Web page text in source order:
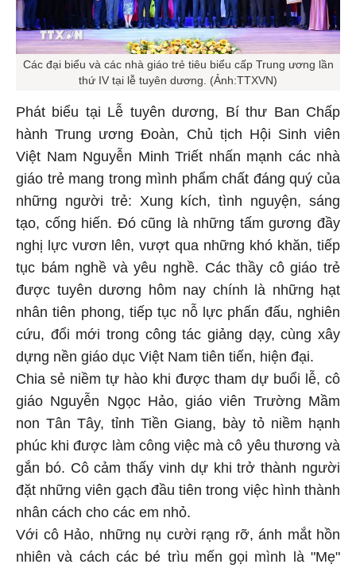
Các đại biểu và các nhà giáo trẻ tiêu biểu cấp Trung ương lần
thứ IV tại lễ tuyên dương. (Ảnh:TTXVN)
Phát biểu tại Lễ tuyên dương, Bí thư Ban Chấp
hành Trung ương Đoàn, Chủ tịch Hội Sinh viên
Việt Nam Nguyễn Minh Triết nhấn mạnh các nhà
giáo trẻ mang trong mình phẩm chất đáng quý của
những người trẻ: Xung kích, tình nguyện, sáng
tạo, cống hiến. Đó cũng là những tấm gương đầy
nghị lực vươn lên, vượt qua những khó khăn, tiếp
tục bám nghề và yêu nghề. Các thầy cô giáo trẻ
được tuyên dương hôm nay chính là những hạt
nhân tiên phong, tiếp tục nỗ lực phấn đấu, nghiên
cứu, đổi mới trong công tác giảng dạy, cùng xây
dựng nền giáo dục Việt Nam tiên tiến, hiện đại.
Chia sẻ niềm tự hào khi được tham dự buổi lễ, cô
giáo Nguyễn Ngọc Hảo, giáo viên Trường Mầm
non Tân Tây, tỉnh Tiền Giang, bày tỏ niềm hạnh
phúc khi được làm công việc mà cô yêu thương và
gắn bó. Cô cảm thấy vinh dự khi trở thành người
đặt những viên gạch đầu tiên trong việc hình thành
nhân cách cho các em nhỏ.
Với cô Hảo, những nụ cười rạng rỡ, ánh mắt hồn
nhiên và cách các bé trìu mến gọi mình là "Mẹ"